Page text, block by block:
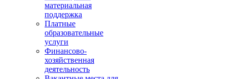
материальная
поддержка
Платные
образовательные
услуги
Финансово-
хозяйственная
деятельность